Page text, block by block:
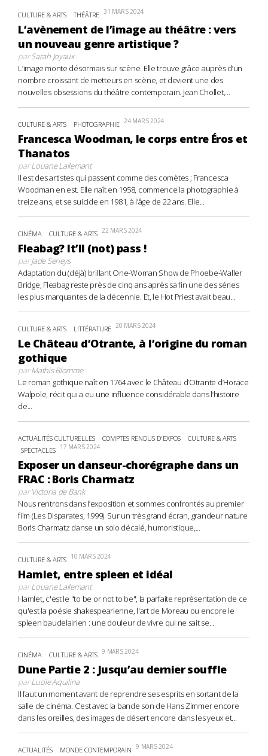
CULTURE & ARTS THÉÂTRE 31 MARS 2024
L’avènement de l’image au théâtre : vers
un nouveau genre artistique ?
parSarah Joyaux
L’image monte désormais sur scène. Elle trouve grâce auprès d’un
nombre croissant de metteurs en scène, et devient une des
nouvelles obsessions du théâtre contemporain. Jean Chollet,...
CULTURE & ARTS PHOTOGRAPHIE 24 MARS 2024
Francesca Woodman, le corps entre Éros et
Thanatos
parLouane Lallemant
Il est des artistes qui passent comme des comètes ; Francesca
Woodman en est. Elle naît en 1958, commence la photographie à
treize ans, et se suicide en 1981, à l’âge de 22 ans. Elle...
CINÉMA CULTURE & ARTS 22 MARS 2024
Fleabag? It’ll (not) pass !
parJade Serieys
Adaptation du (déjà) brillant One-Woman Show de Phoebe-Waller
Bridge, Fleabag reste près de cinq ans après sa fin une des séries
les plus marquantes de la décennie. Et, le Hot Priest avait beau...
CULTURE & ARTS LITTÉRATURE 20 MARS 2024
Le Château d’Otrante, à l’origine du roman
gothique
parMathis Blomme
Le roman gothique naît en 1764 avec le Château d’Otrante d’Horace
Walpole, récit qui a eu une influence considérable dans l’histoire
de...
ACTUALITÉS CULTURELLES COMPTES RENDUS D'EXPOS
CULTURE & ARTS
SPECTACLES 17 MARS 2024
Exposer un danseur-chorégraphe dans un
FRAC : Boris Charmatz
parVictoria de Bank
Nous rentrons dans l’exposition et sommes confrontés au premier
film (Les Disparates, 1999). Sur un très grand écran, grandeur nature
Boris Charmatz danse un solo décalé, humoristique,...
CULTURE & ARTS 10 MARS 2024
Hamlet, entre spleen et idéal
parLouane Lallemant
Hamlet, c'est le "to be or not to be", la parfaite représentation de ce
qu'est la poésie shakespearienne, l'art de Moreau ou encore le
spleen baudelairien : une douleur de vivre qui ne sait se...
CINÉMA CULTURE & ARTS 9 MARS 2024
Dune Partie 2 : Jusqu’au dernier souffle
parLucile Aquilina
Il faut un moment avant de reprendre ses esprits en sortant de la
salle de cinéma. C’est avec la bande son de Hans Zimmer encore
dans les oreilles, des images de désert encore dans les yeux et...
ACTUALITÉS MONDE CONTEMPORAIN 9 MARS 2024